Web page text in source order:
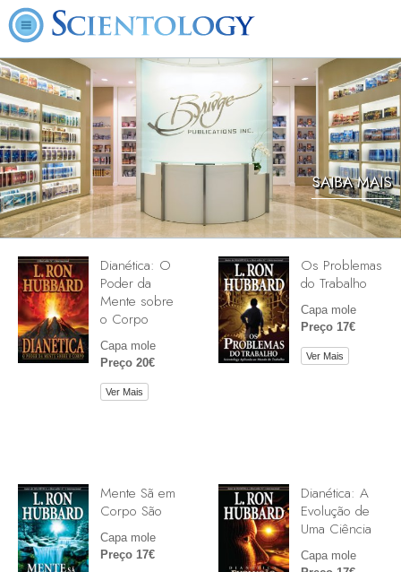
SAIBA MAIS
Dianética: O
Poder da
Mente sobre
o Corpo
Capa mole
Preço 20€
Ver Mais
Os Problemas
do Trabalho
Capa mole
Preço 17€
Ver Mais
Mente Sã em
Corpo São
Capa mole
Preço 17€
Dianética: A
Evolução de
Uma Ciência
Capa mole